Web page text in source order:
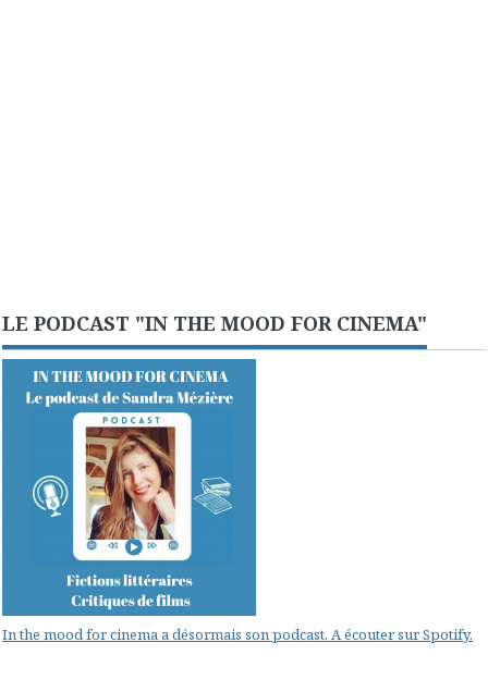
LE PODCAST "IN THE MOOD FOR CINEMA"
In the mood for cinema a désormais son podcast. A écouter sur Spotify.